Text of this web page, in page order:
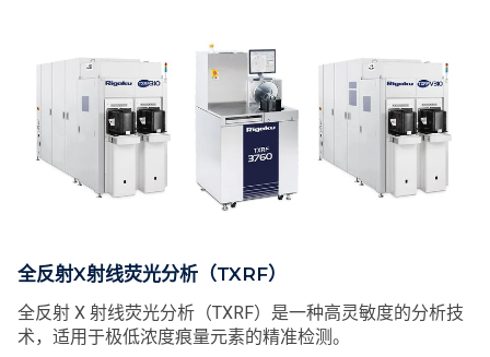
全反射X射线荧光分析（TXRF）
全反射 X 射线荧光分析（TXRF）是一种高灵敏度的分析技
术，适用于极低浓度痕量元素的精准检测。